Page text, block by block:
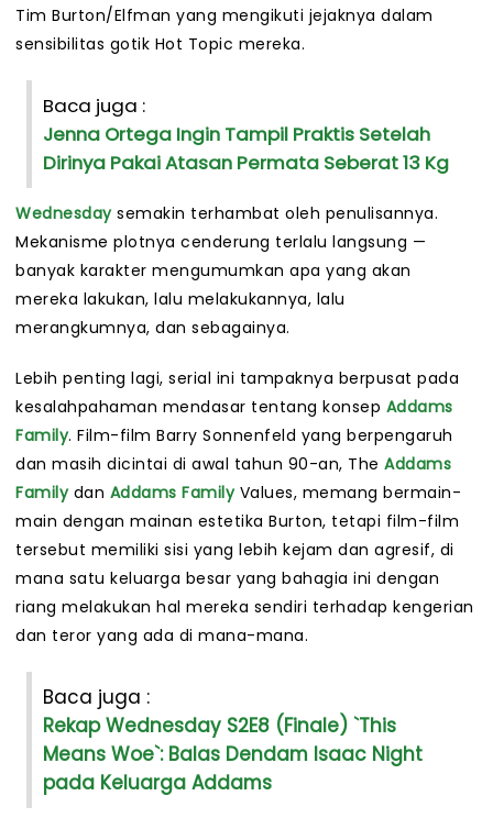
Tim Burton/Elfman yang mengikuti jejaknya dalam
sensibilitas gotik Hot Topic mereka.
Baca juga :
Jenna Ortega Ingin Tampil Praktis Setelah
Dirinya Pakai Atasan Permata Seberat 13 Kg
Wednesdaysemakin terhambat oleh penulisannya.
Mekanisme plotnya cenderung terlalu langsung —
banyak karakter mengumumkan apa yang akan
mereka lakukan, lalu melakukannya, lalu
merangkumnya, dan sebagainya.
Lebih penting lagi, serial ini tampaknya berpusat pada
kesalahpahaman mendasar tentang konsep Addams
Family. Film-film Barry Sonnenfeld yang berpengaruh
dan masih dicintai di awal tahun 90-an, The Addams
Familydan Addams FamilyValues, memang bermain-
main dengan mainan estetika Burton, tetapi film-film
tersebut memiliki sisi yang lebih kejam dan agresif, di
mana satu keluarga besar yang bahagia ini dengan
riang melakukan hal mereka sendiri terhadap kengerian
dan teror yang ada di mana-mana.
Baca juga :
Rekap Wednesday S2E8 (Finale) `This
Means Woe`: Balas Dendam Isaac Night
pada Keluarga Addams